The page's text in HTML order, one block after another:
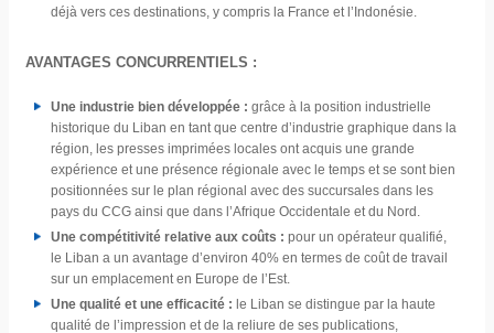
déjà vers ces destinations, y compris la France et l’Indonésie.
AVANTAGES CONCURRENTIELS :
Une industrie bien développée : grâce à la position industrielle
historique du Liban en tant que centre d’industrie graphique dans la
région, les presses imprimées locales ont acquis une grande
expérience et une présence régionale avec le temps et se sont bien
positionnées sur le plan régional avec des succursales dans les
pays du CCG ainsi que dans l’Afrique Occidentale et du Nord.
Une compétitivité relative aux coûts : pour un opérateur qualifié,
le Liban a un avantage d’environ 40% en termes de coût de travail
sur un emplacement en Europe de l’Est.
Une qualité et une efficacité : le Liban se distingue par la haute
qualité de l’impression et de la reliure de ses publications,